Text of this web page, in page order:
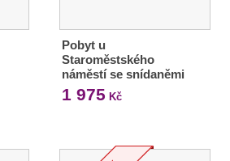
Pobyt u
Staroměstského
náměstí se snídaněmi
1 975 Kč